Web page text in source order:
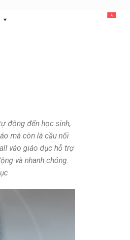
động đến học sinh,
mà còn là cầu nối
vào giáo dục hỗ trợ
và nhanh chóng.